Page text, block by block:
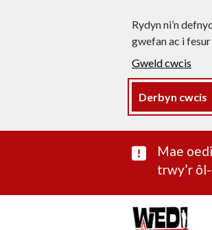
Rydyn ni’n
gwefan ac i
Gweld cwcis
Derbyn cwcis
Mae
trwy’r